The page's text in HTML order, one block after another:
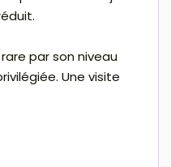
par son niveau
Une visite